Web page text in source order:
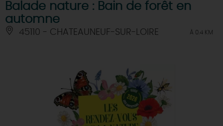
Balade nature : Bain de forêt en
automne
45110 - CHATEAUNEUF-SUR-LOIRE À 0.4 KM